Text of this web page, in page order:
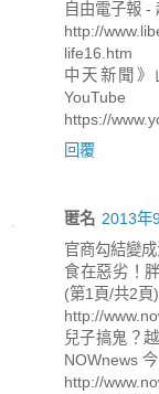
自由電子報 -
http://
life16.htm
中天新聞
YouTube
https://
回覆
匿名 2013年
官商勾結變
食在惡劣！
(第1頁/共2頁
http://
兒子搞鬼？
NOWnews
http://